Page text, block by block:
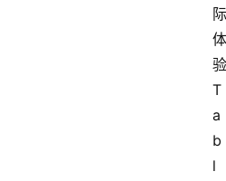
际
体
验
T
a
b
l